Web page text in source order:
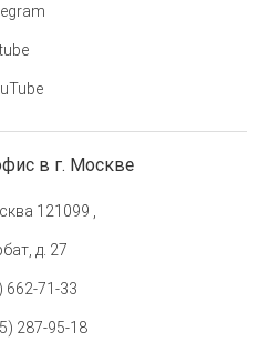
в г. Москве
121099 ,
д. 27
662-71-33
287-95-18